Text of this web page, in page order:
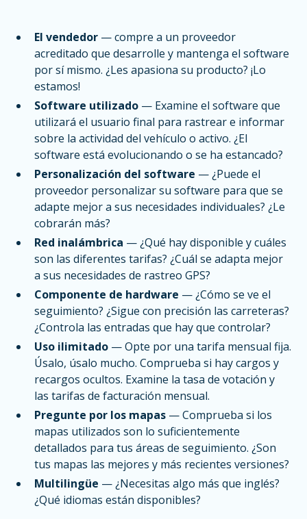
El vendedor — compre a un proveedor
acreditado que desarrolle y mantenga el software
por sí mismo. ¿Les apasiona su producto? ¡Lo
estamos!
Software utilizado — Examine el software que
utilizará el usuario final para rastrear e informar
sobre la actividad del vehículo o activo. ¿El
software está evolucionando o se ha estancado?
Personalización del software — ¿Puede el
proveedor personalizar su software para que se
adapte mejor a sus necesidades individuales? ¿Le
cobrarán más?
Red inalámbrica — ¿Qué hay disponible y cuáles
son las diferentes tarifas? ¿Cuál se adapta mejor
a sus necesidades de rastreo GPS?
Componente de hardware — ¿Cómo se ve el
seguimiento? ¿Sigue con precisión las carreteras?
¿Controla las entradas que hay que controlar?
Uso ilimitado — Opte por una tarifa mensual fija.
Úsalo, úsalo mucho. Comprueba si hay cargos y
recargos ocultos. Examine la tasa de votación y
las tarifas de facturación mensual.
Pregunte por los mapas — Comprueba si los
mapas utilizados son lo suficientemente
detallados para tus áreas de seguimiento. ¿Son
tus mapas las mejores y más recientes versiones?
Multilingüe — ¿Necesitas algo más que inglés?
¿Qué idiomas están disponibles?